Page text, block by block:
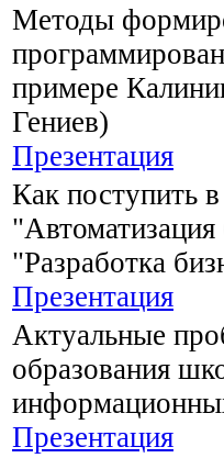
Методы
примере
Гениев)
Презентация
Как поступить
"Разработка
Презентация
Актуальные
образования
Презентация